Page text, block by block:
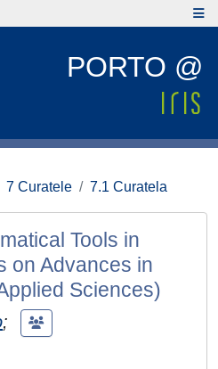
PORTO @
7 Curatele 7.1 Curatela
Tools in
on Advances in
Sciences)
;